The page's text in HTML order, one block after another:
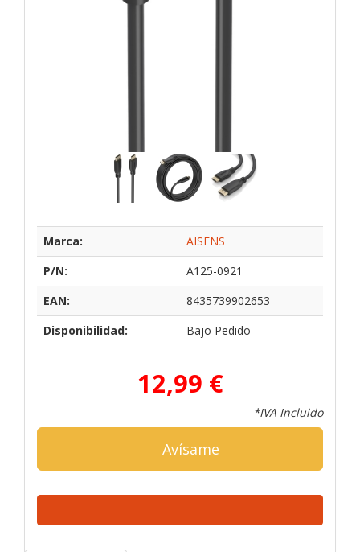
Marca:
AISENS
P/N:
A125-0921
EAN:
8435739902653
Disponibilidad:
Bajo Pedido
12,99 €
*IVA Incluido
Avísame